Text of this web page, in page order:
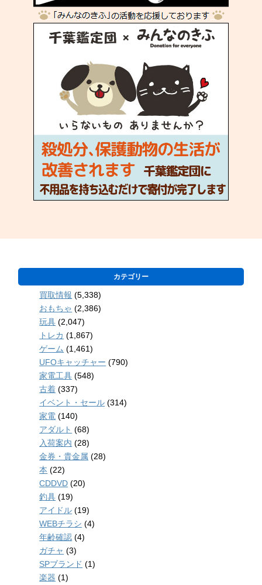
カテゴリー
買取情報 (5,338)
おもちゃ (2,386)
玩具 (2,047)
トレカ (1,867)
ゲーム (1,461)
UFOキャッチャー (790)
家電工具 (548)
古着 (337)
イベント・セール (314)
家電 (140)
アダルト (68)
入荷案内 (28)
金券・貴金属 (28)
本 (22)
CDDVD (20)
釣具 (19)
アイドル (19)
WEBチラシ (4)
年齢確認 (4)
ガチャ (3)
SPブランド (1)
楽器 (1)